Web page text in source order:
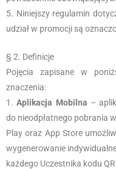
Niniejszy regulamin
udział w promocji są
§ 2. Definicje
Pojęcia zapisane w
znaczenia:
Aplikacja Mobilna –
do nieodpłatnego pobrania
Play oraz App Store
wygenerowanie
każdego Uczestnika kodu